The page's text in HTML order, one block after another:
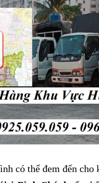
có thể đem đến cho